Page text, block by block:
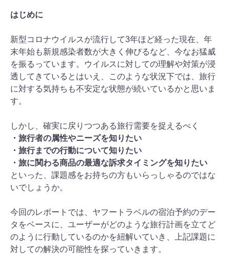
はじめに
新型コロナウイルスが流行して3年ほど経った現在、年
末年始も新規感染者数が大きく伸びるなど、今なお猛威
を振るっています。ウイルスに対しての理解や対策が浸
透してきているとはいえ、このような状況下では、旅行
に対する気持ちも不安定な状態が続いているかと思いま
す。
しかし、確実に戻りつつある旅行需要を捉えるべく
・旅行者の属性やニーズを知りたい
・旅行までの行動について知りたい
・旅に関わる商品の最適な訴求タイミングを知りたい
といった、課題感をお持ちの方もいらっしゃるのではな
いでしょうか。
今回のレポートでは、ヤフートラベルの宿泊予約のデー
タをベースに、ユーザーがどのような旅行計画を立てど
のように行動しているのかを紐解いていき、上記課題に
対しての解決の可能性を探っていきます。